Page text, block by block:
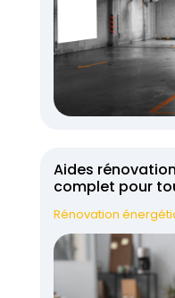
Aides
complet pour
Rénovation